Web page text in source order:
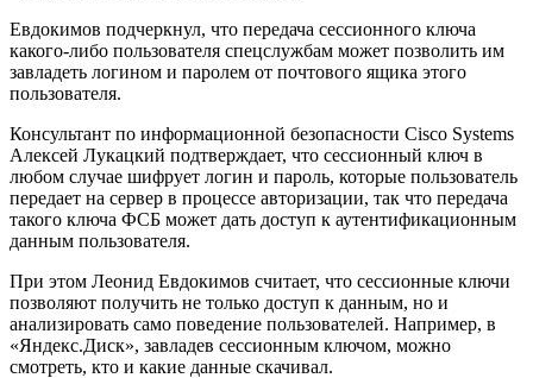
Евдокимов подчеркнул, что передача сессионного ключа
какого-либо пользователя спецслужбам может позволить им
завладеть логином и паролем от почтового ящика этого
пользователя.
Консультант по информационной безопасности Cisco Systems
Алексей Лукацкий подтверждает, что сессионный ключ в
любом случае шифрует логин и пароль, которые пользователь
передает на сервер в процессе авторизации, так что передача
такого ключа ФСБ может дать доступ к аутентификационным
данным пользователя.
При этом Леонид Евдокимов считает, что сессионные ключи
позволяют получить не только доступ к данным, но и
анализировать само поведение пользователей. Например, в
«Яндекс.Диск», завладев сессионным ключом, можно
смотреть, кто и какие данные скачивал.